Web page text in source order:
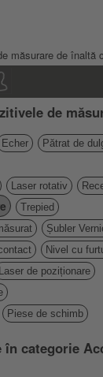
măsurare de înaltă
de
Echer Pătrat de
Laser rotativ
Trepied
Șubler
Nivel cu
Laser de poziționare
Piese de schimb
categorie